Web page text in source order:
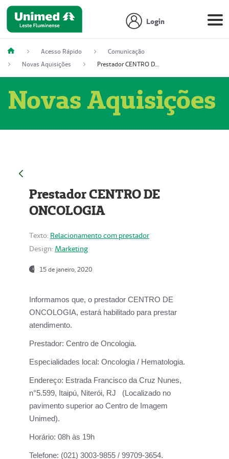
Login
Acesso Rápido
Comunicação
Novas Aquisições
Prestador CENTRO DE ONCOLOGIA
Novas Aquisições
Prestador CENTRO DE
ONCOLOGIA
Texto: Relacionamento com prestador
Design: Marketing
15 de janeiro, 2020
Informamos que, o prestador CENTRO DE
ONCOLOGIA, estará habilitado para prestar
atendimento.
Prestador: Centro de Oncologia.
Especialidades local: Oncologia / Hematologia.
Endereço: Estrada Francisco da Cruz Nunes,
n°5.599, Itaipú, Niterói, RJ (Localizado no
pavimento superior ao Centro de Imagem
Unimed).
Horário: 08h às 19h
Telefone: (021) 3003-9855 / 99709-3654.